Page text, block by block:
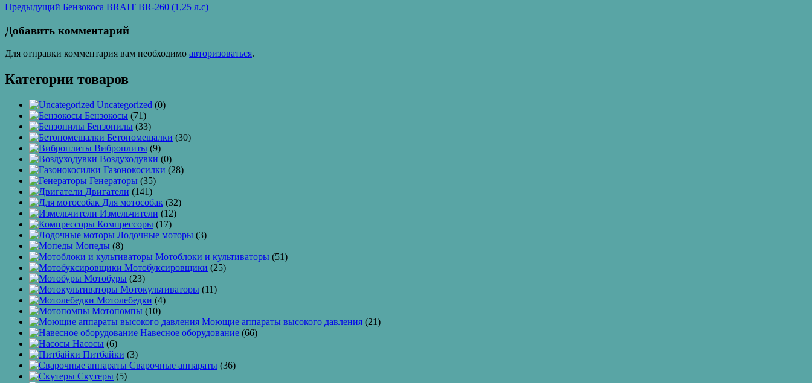
Навигация
по
записям
Предыдущий Предыдущая
Бензокоса BRAIT BR-260 (1,25 л.с)
Добавить комментарий
Для отправки комментария вам необходимо авторизоваться.
Категории товаров
Uncategorized (0)
Бензокосы (71)
Бензопилы (33)
Бетономешалки (30)
Виброплиты (9)
Воздуходувки (0)
Газонокосилки (28)
Генераторы (35)
Двигатели (141)
Для мотособак (32)
Измельчители (12)
Компрессоры (17)
Лодочные моторы (3)
Мопеды (8)
Мотоблоки и культиваторы (51)
Мотобуксировщики (25)
Мотобуры (23)
Мотокультиваторы (11)
Мотолебедки (4)
Мотопомпы (10)
Моющие аппараты высокого давления (21)
Навесное оборудование (66)
Насосы (6)
Питбайки (3)
Сварочные аппараты (36)
Скутеры (5)